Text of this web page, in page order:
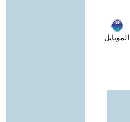
الموبايل